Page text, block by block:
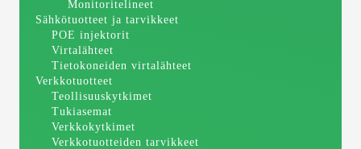
Monitoritelineet
Sähkötuotteet ja tarvikkeet
POE injektorit
Virtalähteet
Tietokoneiden virtalähteet
Verkkotuotteet
Teollisuuskytkimet
Tukiasemat
Verkkokytkimet
Verkkotuotteiden tarvikkeet